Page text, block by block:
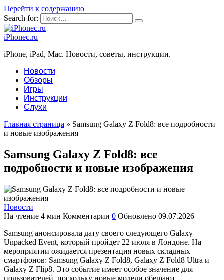
Перейти к содержанию
Search for:
iPhonec.ru
iPhone, iPad, Mac. Новости, советы, инструкции.
Новости
Обзоры
Игры
Инструкции
Слухи
Главная страница » Samsung Galaxy Z Fold8: все подробности
и новые изображения
Samsung Galaxy Z Fold8: все
подробности и новые изображения
Новости
На чтение 4 мин Комментарии 0 Обновлено 09.07.2026
Samsung анонсировала дату своего следующего Galaxy
Unpacked Event, который пройдет 22 июля в Лондоне. На
мероприятии ожидается презентация новых складных
смартфонов: Samsung Galaxy Z Fold8, Galaxy Z Fold8 Ultra и
Galaxy Z Flip8. Это событие имеет особое значение для
пользователей, поскольку новые модели обещают